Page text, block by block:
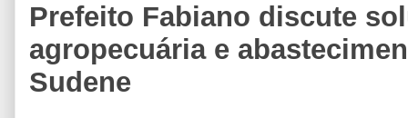
Prefeito Fabiano discute
agropecuária e
Sudene